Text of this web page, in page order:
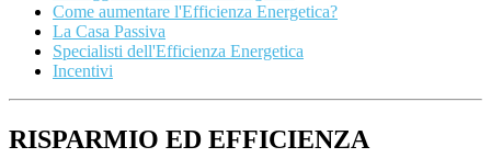
Come aumentare l'Efficienza Energetica?
La Casa Passiva
Specialisti dell'Efficienza Energetica
Incentivi
RISPARMIO ED EFFICIENZA